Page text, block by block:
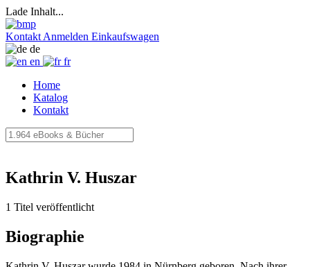
Lade Inhalt...
Kontakt Anmelden Einkaufswagen
de
en
fr
Home
Katalog
Kontakt
Kathrin V. Huszar
1 Titel veröffentlicht
Biographie